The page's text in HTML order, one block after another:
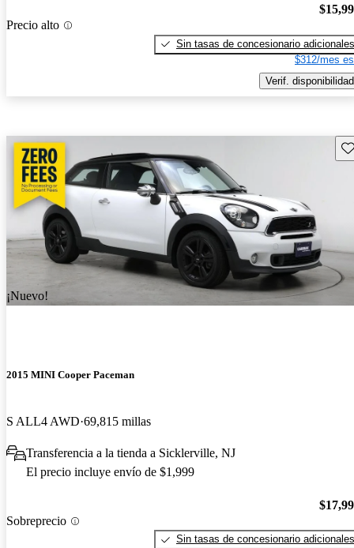
Precio alto
Sin tasas de concesionario adicionales
$312/mes
Verif. disponibilidad
¡Nuevo!
2015 MINI Cooper Paceman
S ALL4 AWD 69,815 millas
Transferencia a la tienda a Sicklerville, NJ
El precio incluye envío de $1,999
Sobreprecio
Sin tasas de concesionario adicionales